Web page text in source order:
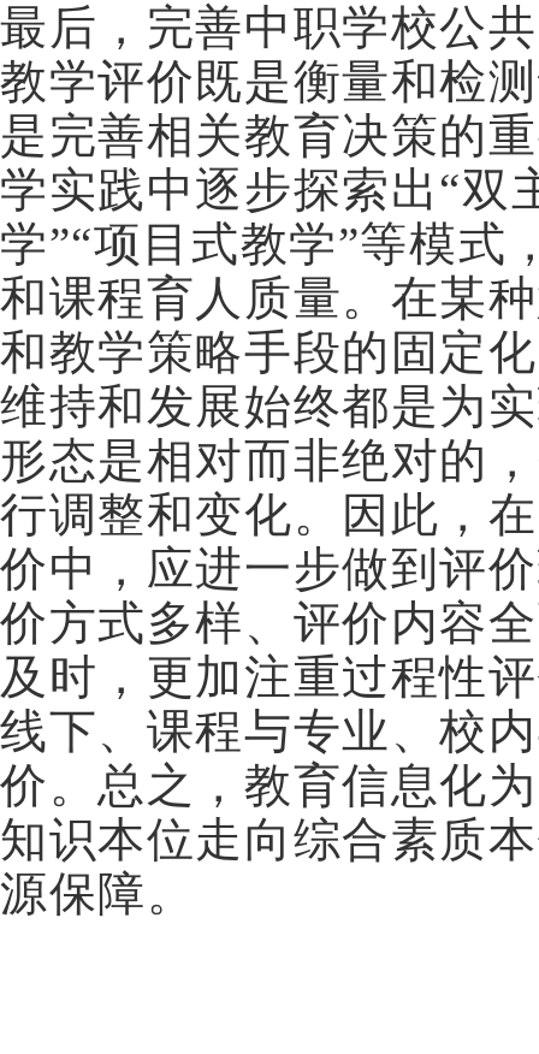
最后，完善中职学校公
教学评价既是衡量和检
是完善相关教育决策的
学实践中逐步探索出“
学”“项目式教学”等模式
和课程育人质量。在某
和教学策略手段的固定
维持和发展始终都是为
形态是相对而非绝对的
行调整和变化。因此，
价中，应进一步做到评
价方式多样、评价内容
及时，更加注重过程性
线下、课程与专业、校
价。总之，教育信息化
知识本位走向综合素质
源保障。